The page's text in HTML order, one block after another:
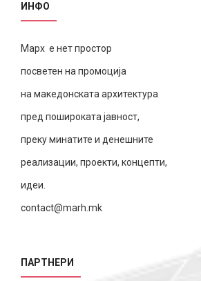
ИНФО
Марх е нет простор
посветен на промоција
на македонската архитектура
пред пошироката јавност,
преку минатите и денешните
реализации, проекти, концепти,
идеи.
contact@marh.mk
ПАРТНЕРИ